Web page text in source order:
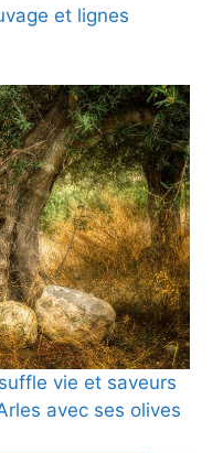
et lignes
vie et saveurs
avec ses olives